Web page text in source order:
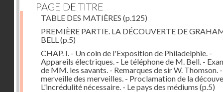
PAGE DE TITRE
TABLE DES MATIÈRES (p.125)
PREMIÈRE PARTIE. LA DÉCOUVERTE DE
BELL (p.5)
CHAP. I. - Un coin de l'Exposition de Philadelphie. -
Appareils électriques. - Le téléphone de M. Bell. -
de MM. les savants. - Remarques de sir W. Thomson.
merveille des merveilles. - Proclamation de la
L'incrédulité nécessaire. - Le pays des médiums (p.5)